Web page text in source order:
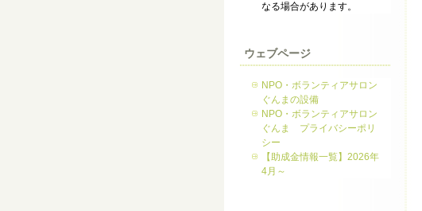
なる場合があります。
ウェブページ
NPO・ボランティアサロン
ぐんまの設備
NPO・ボランティアサロン
ぐんま プライバシーポリ
シー
【助成金情報一覧】2026年
4月～